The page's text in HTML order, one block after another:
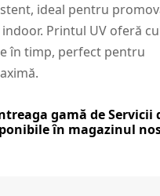
ideal pentru
Printul UV oferă
în timp, perfect pentru
gamă deServicii
în magazinul